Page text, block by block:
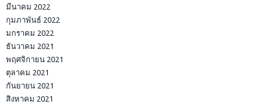
มีนาคม 2022
กุมภาพันธ์ 2022
มกราคม 2022
ธันวาคม 2021
พฤศจิกายน 2021
ตุลาคม 2021
กันยายน 2021
สิงหาคม 2021